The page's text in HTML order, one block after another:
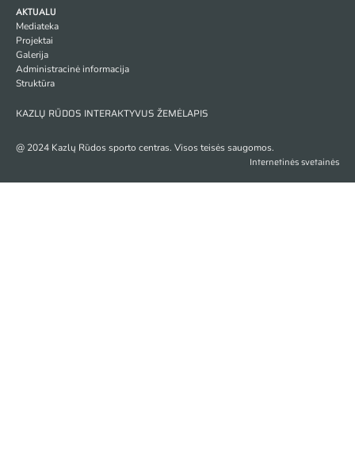
AKTUALU
Mediateka
Projektai
Galerija
Administracinė informacija
Struktūra
KAZLŲ RŪDOS INTERAKTYVUS ŽEMĖLAPIS
@ 2024 Kazlų Rūdos sporto centras. Visos teisės saugomos.
Internetinės svetainės